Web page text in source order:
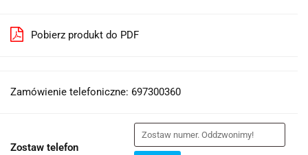
Pobierz produkt do PDF
Zamówienie telefoniczne: 697300360
Zostaw telefon